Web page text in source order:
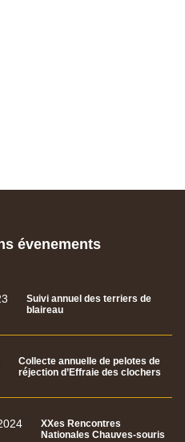
évenements
Suivi annuel des terriers de
blaireau
Collecte annuelle de pelotes de
réjection d’Effraie des clochers
XXes Rencontres
Nationales Chauves-souris